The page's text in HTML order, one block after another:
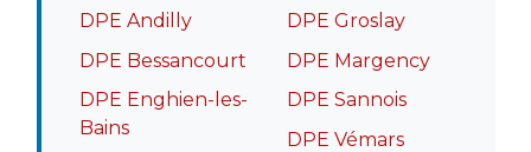
DPE Andilly
DPE Bessancourt
DPE Enghien-les-
Bains
DPE Groslay
DPE Margency
DPE Sannois
DPE Vémars